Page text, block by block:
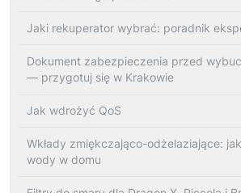
Jaki rekuperator wybrać: poradnik
Dokument zabezpieczenia przed
— przygotuj się w Krakowie
Jak wdrożyć QoS
Wkłady zmiękczająco-odżelaziające:
wody w domu